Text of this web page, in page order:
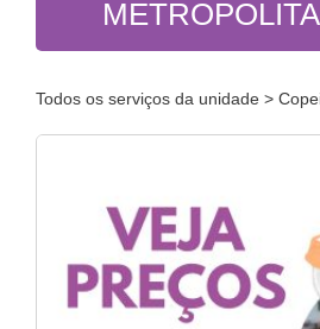
Todos os serviços da unidade >